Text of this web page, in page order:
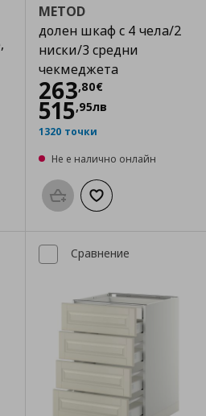
с любими
METOD
долен шкаф с 4 чела/2
ниски/3 средни
чекмеджета
263,80€
Цена
515,95лв
1320 точки
Не е налично онлайн
Προσθήκη στο καλάθι
Добави към
Сравнение